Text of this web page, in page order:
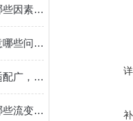
粗粒土直剪仪试验会受到哪些因素的影响？
沥青渗水仪测试中需要注意哪些问题？
粗粒土直剪仪：高压直剪适配广，精准测粗粒土抗剪强度
沥青动态流变仪可以提供哪些流变学参数？